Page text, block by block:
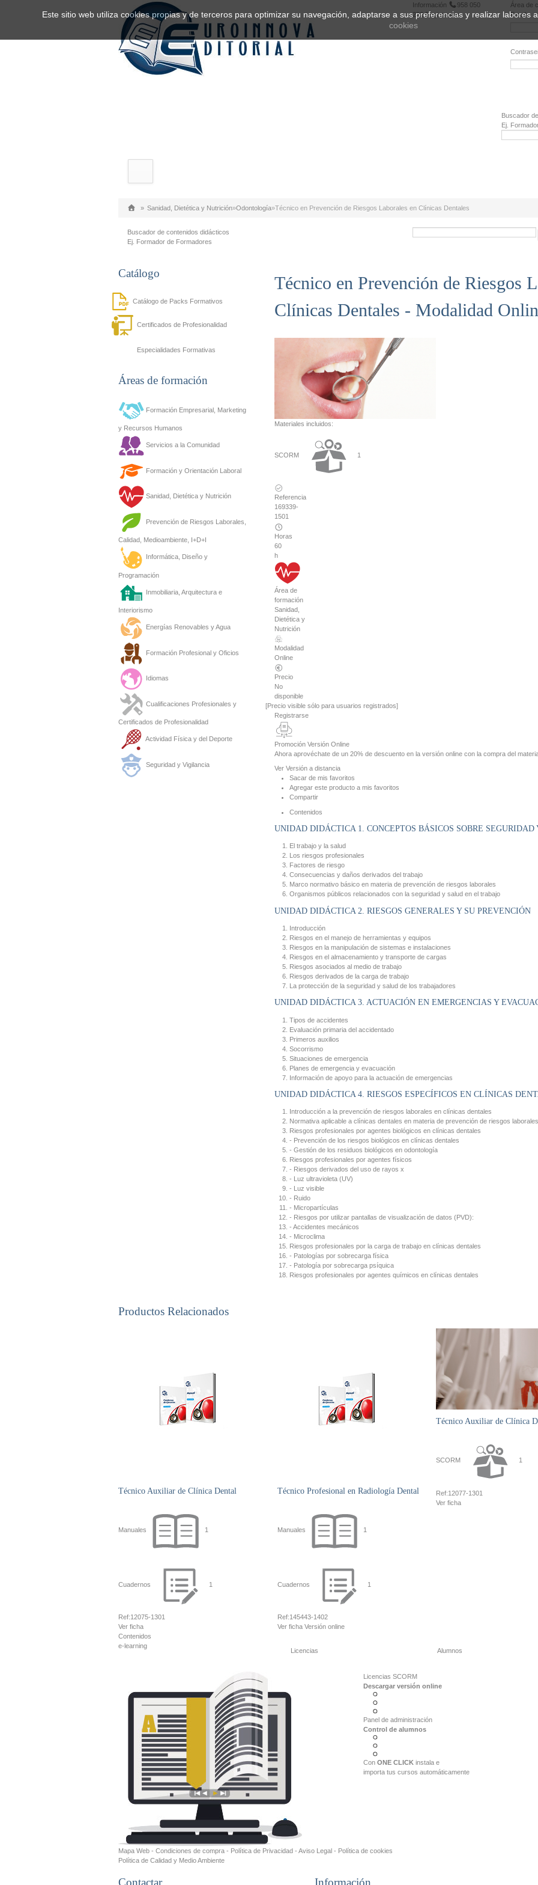
Información
958 050
222 Registrarse
Área de
Email:
Buscador
Ej.
» Sanidad, Dietética y Nutrición»Odontología»Técnico en Prevención de Riesgos Laborales en Clínicas Dentales
Buscador de contenidos didácticos
Ej. Formador de Formadores
Catálogo
Catálogo de Packs Formativos
Certificados de Profesionalidad
Especialidades Formativas
Áreas de formación
Formación Empresarial, Marketing
y Recursos Humanos
Servicios a la Comunidad
Formación y Orientación Laboral
Sanidad, Dietética y Nutrición
Prevención de Riesgos Laborales,
Calidad, Medioambiente, I+D+I
Informática, Diseño y
Programación
Inmobiliaria, Arquitectura e
Interiorismo
Energías Renovables y Agua
Formación Profesional y Oficios
Idiomas
Cualificaciones Profesionales y
Certificados de Profesionalidad
Actividad Física y del Deporte
Seguridad y Vigilancia
Técnico en Prevención de Riesgos
Clínicas Dentales - Modalidad
Materiales incluidos:
SCORM 1
Referencia
169339-
1501
Horas
60
h
Área de
formación
Sanidad,
Dietética y
Nutrición
Modalidad
Online
Precio
No
disponible
[Precio visible sólo para usuarios registrados]
Registrarse
Promoción Versión Online
Ahora aprovéchate de un 20% de descuento en la versión online con la compra del
Ver Versión a distancia
Sacar de mis favoritos
Agregar este producto a mis favoritos
Compartir
Contenidos
UNIDAD DIDÁCTICA 1. CONCEPTOS BÁSICOS SOBRE
El trabajo y la salud
Los riesgos profesionales
Factores de riesgo
Consecuencias y daños derivados del trabajo
Marco normativo básico en materia de prevención de riesgos laborales
Organismos públicos relacionados con la seguridad y salud en el trabajo
UNIDAD DIDÁCTICA 2. RIESGOS GENERALES Y SU PREVENCIÓN
Introducción
Riesgos en el manejo de herramientas y equipos
Riesgos en la manipulación de sistemas e instalaciones
Riesgos en el almacenamiento y transporte de cargas
Riesgos asociados al medio de trabajo
Riesgos derivados de la carga de trabajo
La protección de la seguridad y salud de los trabajadores
UNIDAD DIDÁCTICA 3. ACTUACIÓN EN EMERGENCIAS Y
Tipos de accidentes
Evaluación primaria del accidentado
Primeros auxilios
Socorrismo
Situaciones de emergencia
Planes de emergencia y evacuación
Información de apoyo para la actuación de emergencias
UNIDAD DIDÁCTICA 4. RIESGOS ESPECÍFICOS EN CLÍNICAS
Introducción a la prevención de riesgos laborales en clínicas dentales
Normativa aplicable a clínicas dentales en materia de prevención de riesgos laborales
Riesgos profesionales por agentes biológicos en clínicas dentales
- Prevención de los riesgos biológicos en clínicas dentales
- Gestión de los residuos biológicos en odontología
Riesgos profesionales por agentes físicos
- Riesgos derivados del uso de rayos x
- Luz ultravioleta (UV)
- Luz visible
- Ruido
- Micropartículas
- Riesgos por utilizar pantallas de visualización de datos (PVD):
- Accidentes mecánicos
- Microclima
Riesgos profesionales por la carga de trabajo en clínicas dentales
- Patologías por sobrecarga física
- Patología por sobrecarga psíquica
Riesgos profesionales por agentes químicos en clínicas dentales
Productos Relacionados
Técnico Auxiliar de Clínica Dental
Manuales 1
Cuadernos 1
Ref:12075-1301
Ver ficha
Técnico Profesional en Radiología Dental
Manuales 1
Cuadernos 1
Ref:145443-1402
Ver ficha Versión online
Técnico Auxiliar de Clínica
SCORM 1
Ref:12077-1301
Ver ficha
Contenidos
e-learning
Licencias Alumnos
Licencias SCORM
Descargar versión online
Panel de administración
Control de alumnos
ConONE CLICK instala e
importa tus cursos automáticamente
Mapa Web - Condiciones de compra - Política de Privacidad - Aviso Legal - Política de cookies
Política de Calidad y Medio Ambiente
Contactar Información
Este sitio web utiliza cookies propias y de terceros para optimizar su navegación, adaptarse a sus preferencias y realizar labores
cookies